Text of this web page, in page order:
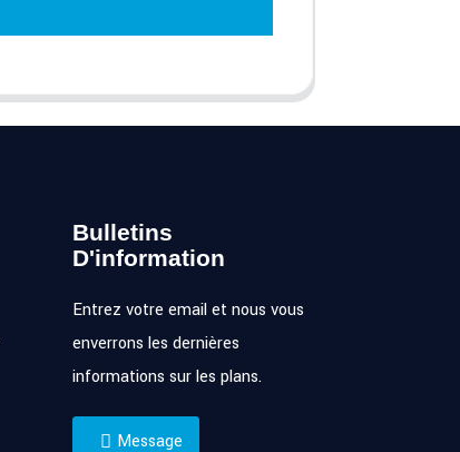
Bulletins
D'information
Entrez votre email et nous vous
enverrons les dernières
informations sur les plans.
Message